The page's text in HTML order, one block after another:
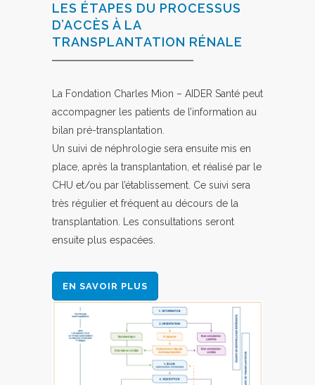
LES ÉTAPES DU PROCESSUS
D’ACCÈS À LA
TRANSPLANTATION RÉNALE
La Fondation Charles Mion – AIDER Santé peut
accompagner les patients de l’information au
bilan pré-transplantation.
Un suivi de néphrologie sera ensuite mis en
place, après la transplantation, et réalisé par le
CHU et/ou par l’établissement. Ce suivi sera
très régulier et fréquent au décours de la
transplantation. Les consultations seront
ensuite plus espacées.
EN SAVOIR PLUS